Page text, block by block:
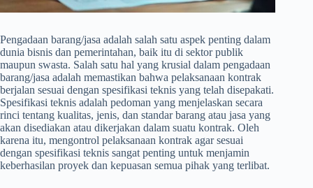
Pengadaan barang/jasa adalah salah satu aspek penting dalam
dunia bisnis dan pemerintahan, baik itu di sektor publik
maupun swasta. Salah satu hal yang krusial dalam pengadaan
barang/jasa adalah memastikan bahwa pelaksanaan kontrak
berjalan sesuai dengan spesifikasi teknis yang telah disepakati.
Spesifikasi teknis adalah pedoman yang menjelaskan secara
rinci tentang kualitas, jenis, dan standar barang atau jasa yang
akan disediakan atau dikerjakan dalam suatu kontrak. Oleh
karena itu, mengontrol pelaksanaan kontrak agar sesuai
dengan spesifikasi teknis sangat penting untuk menjamin
keberhasilan proyek dan kepuasan semua pihak yang terlibat.